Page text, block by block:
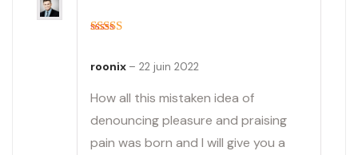
roonix – 22 juin 2022
How all this mistaken idea of
denouncing pleasure and praising
pain was born and I will give you a